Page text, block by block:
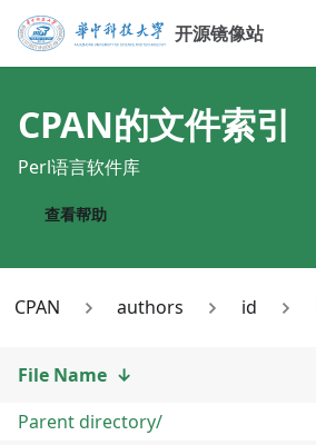
开源镜像站
CPAN的文件索引
Perl语言软件库
查看帮助
CPAN authors id
File Name ↓
Parent directory/